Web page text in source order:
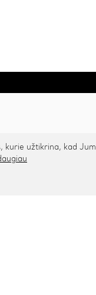
Vilnius
kurie užtikrina, kad